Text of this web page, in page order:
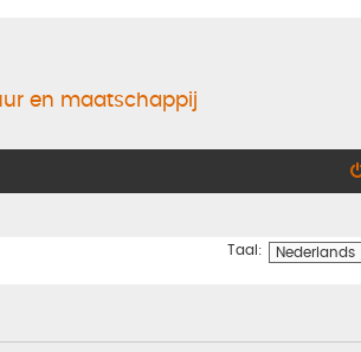
en maatschappij
Taal: